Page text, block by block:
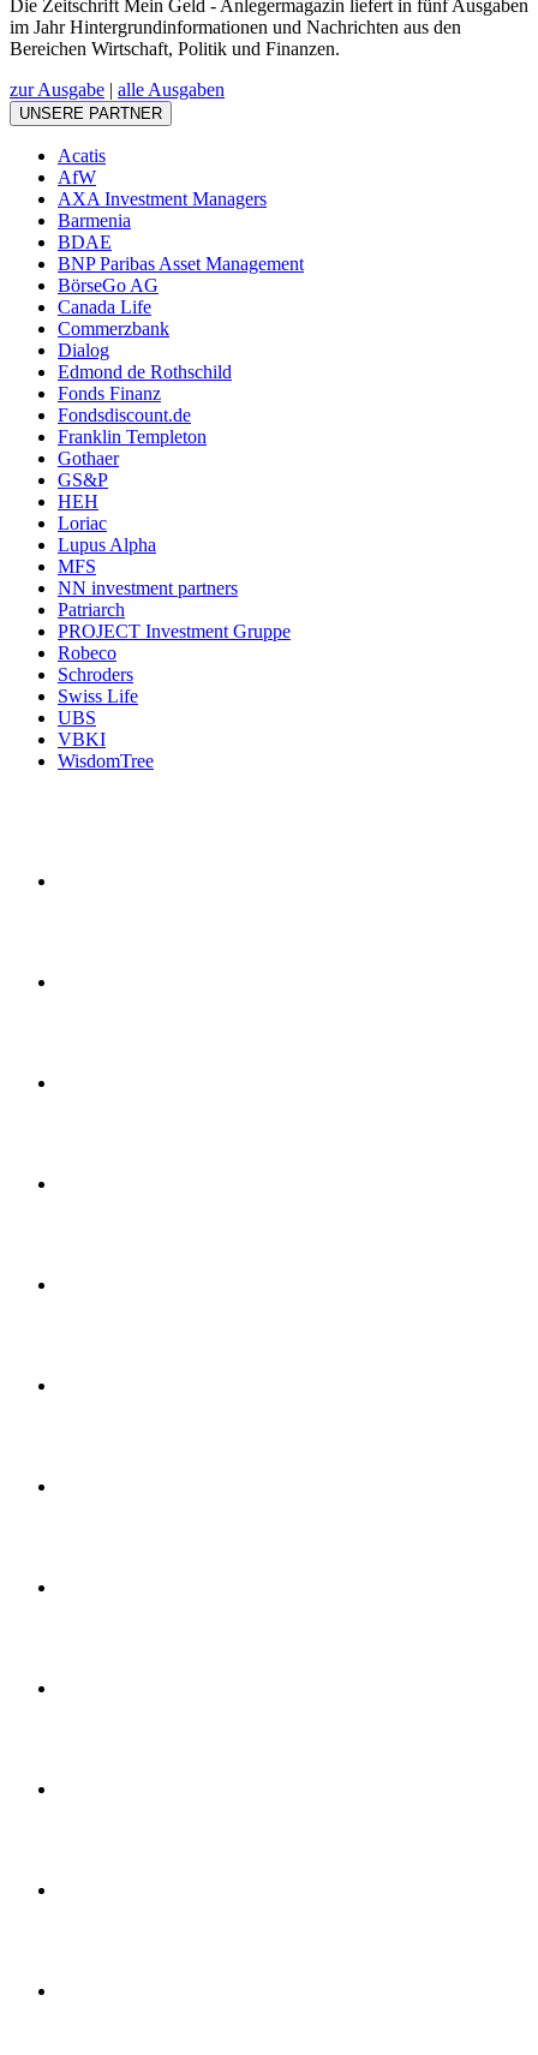
Die Zeitschrift Mein Geld - Anlegermagazin liefert in fünf Ausgaben
im Jahr Hintergrundinformationen und Nachrichten aus den
Bereichen Wirtschaft, Politik und Finanzen.
zur Ausgabe | alle Ausgaben
UNSERE PARTNER
Acatis
AfW
AXA Investment Managers
Barmenia
BDAE
BNP Paribas Asset Management
BörseGo AG
Canada Life
Commerzbank
Dialog
Edmond de Rothschild
Fonds Finanz
Fondsdiscount.de
Franklin Templeton
Gothaer
GS&P
HEH
Loriac
Lupus Alpha
MFS
NN investment partners
Patriarch
PROJECT Investment Gruppe
Robeco
Schroders
Swiss Life
UBS
VBKI
WisdomTree